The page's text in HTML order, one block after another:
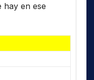
hay en ese